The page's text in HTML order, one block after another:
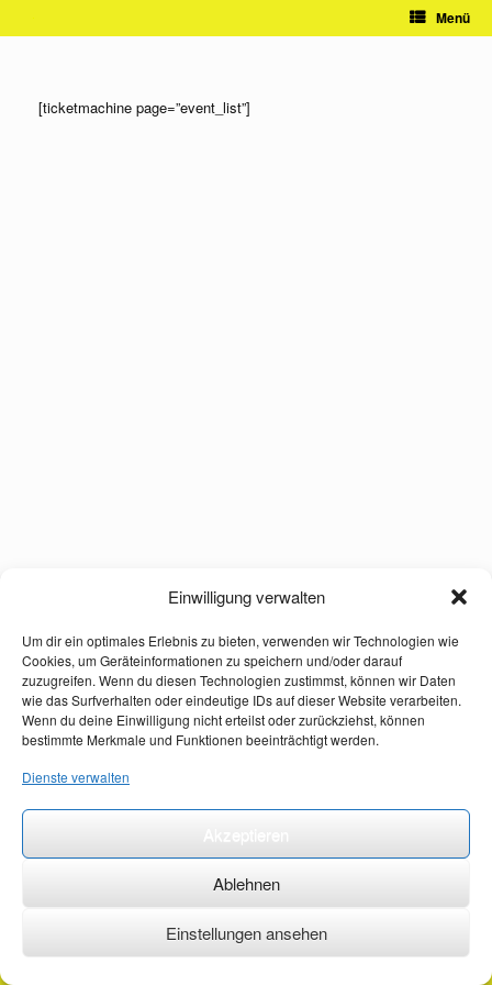
Einwilligung verwalten
Um dir ein optimales Erlebnis zu bieten, verwenden wir Technologien wie
Cookies, um Geräteinformationen zu speichern und/oder darauf
zuzugreifen. Wenn du diesen Technologien zustimmst, können wir Daten
wie das Surfverhalten oder eindeutige IDs auf dieser Website verarbeiten.
Wenn du deine Einwilligung nicht erteilst oder zurückziehst, können
bestimmte Merkmale und Funktionen beeinträchtigt werden.
Dienste verwalten
Ablehnen
Einstellungen ansehen
Menü
[ticketmachine page=”event_list”]
©2026 ·erstehilfekurs-mauch.de ·AGB ·Datenschutzerklärung ·Impressum ·